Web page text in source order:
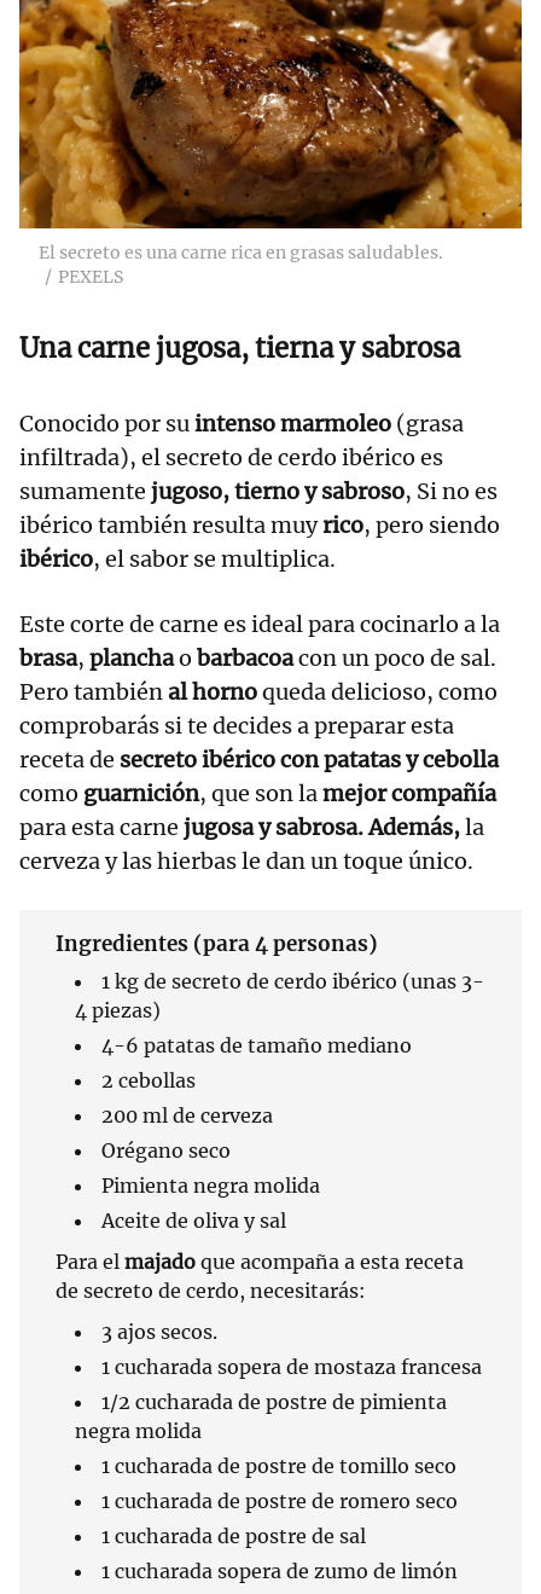
El secreto es una carne rica en grasas saludables.
PEXELS
Una carne jugosa, tierna y sabrosa
Conocido por suintenso marmoleo (grasa
infiltrada), el secreto de cerdo ibérico es
sumamente jugoso, tierno y sabroso, Si no es
ibérico también resulta muyrico, pero siendo
ibérico, el sabor se multiplica.
Este corte de carne es ideal para cocinarlo a la
brasa, planchao barbacoacon un poco de sal.
Pero tambiénal hornoqueda delicioso, como
comprobarás si te decides a preparar esta
receta de secreto ibérico con patatas y cebolla
como guarnición, que son lamejor compañía
para esta carne jugosa y sabrosa. Además,la
cerveza y las hierbas le dan un toque único.
Ingredientes (para 4 personas)
1 kg de secreto de cerdo ibérico (unas 3-
4 piezas)
4-6 patatas de tamaño mediano
2 cebollas
200 ml de cerveza
Orégano seco
Pimienta negra molida
Aceite de oliva y sal
Para el majado que acompaña a esta receta
de secreto de cerdo, necesitarás:
3 ajos secos.
1 cucharada sopera de mostaza francesa
1/2 cucharada de postre de pimienta
negra molida
1 cucharada de postre de tomillo seco
1 cucharada de postre de romero seco
1 cucharada de postre de sal
1 cucharada sopera de zumo de limón